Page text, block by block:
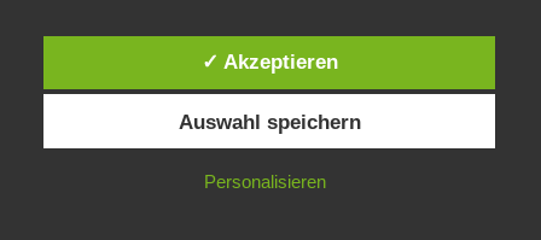
Energie
Europa
Diese Website verwendet Cookies. Durch die weitere Nutzung dieser
Website stimmst du der Verwendung von Cookies zu.
IN ORDNUNG
✓ Akzeptieren
Auswahl speichern
Personalisieren